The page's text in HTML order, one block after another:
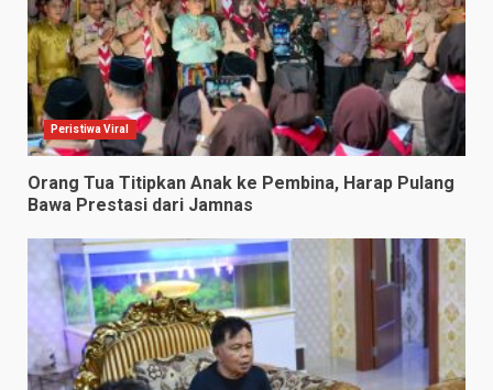
Peristiwa Viral
Orang Tua Titipkan Anak ke Pembina, Harap Pulang
Bawa Prestasi dari Jamnas